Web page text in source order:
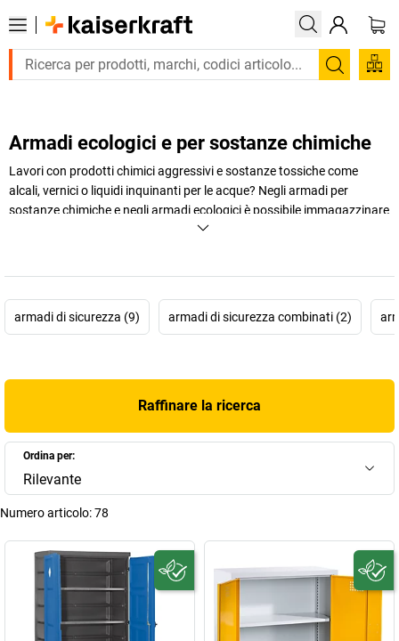
Trova
Armadi ecologici e per sostanze chimiche
Lavori con prodotti chimici aggressivi e sostanze tossiche come
alcali, vernici o liquidi inquinanti per le acque? Negli armadi per
sostanze chimiche e negli armadi ecologici è possibile immagazzinare
sostanze pericolose in modo sicuro e in conformità alle normative
+Visualizza di più
armadi di sicurezza (9)
armadi di sicurezza combinati (2)
Raffinare la ricerca
Ordina per:
Rilevante
Numero articolo:78